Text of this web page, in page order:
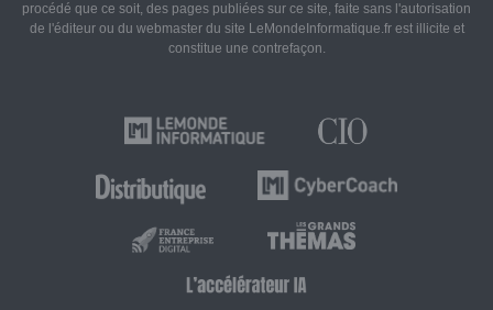
procédé que ce soit, des pages publiées sur ce site, faite sans l'autorisation
de l'éditeur ou du webmaster du site LeMondeInformatique.fr est illicite et
constitue une contrefaçon.